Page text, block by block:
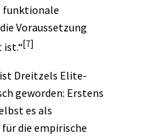
Voraussetzung
[7]
Dreitzels Elite-
geworden: Erstens
es als
die empirische